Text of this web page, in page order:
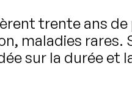
trente ans
maladies rares.
sur la durée et